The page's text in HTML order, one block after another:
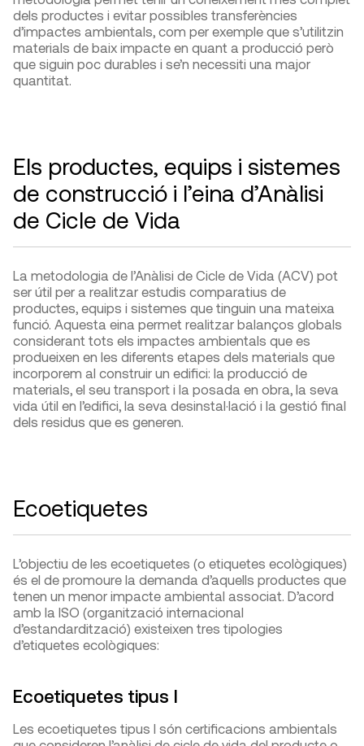
dels productes i evitar possibles transferències
d’impactes ambientals, com per exemple que s’utilitzin
materials de baix impacte en quant a producció però
que siguin poc durables i se’n necessiti una major
quantitat.
Els productes, equips i sistemes
de construcció i l’eina d’Anàlisi
de Cicle de Vida
La metodologia de l’Anàlisi de Cicle de Vida (ACV) pot
ser útil per a realitzar estudis comparatius de
productes, equips i sistemes que tinguin una mateixa
funció. Aquesta eina permet realitzar balanços globals
considerant tots els impactes ambientals que es
produeixen en les diferents etapes dels materials que
incorporem al construir un edifici: la producció de
materials, el seu transport i la posada en obra, la seva
vida útil en l’edifici, la seva desinstal·lació i la gestió final
dels residus que es generen.
Ecoetiquetes
L’objectiu de les ecoetiquetes (o etiquetes ecològiques)
és el de promoure la demanda d’aquells productes que
tenen un menor impacte ambiental associat. D’acord
amb la ISO (organització internacional
d’estandardització) existeixen tres tipologies
d’etiquetes ecològiques:
Ecoetiquetes tipus I
Les ecoetiquetes tipus I són certificacions ambientals